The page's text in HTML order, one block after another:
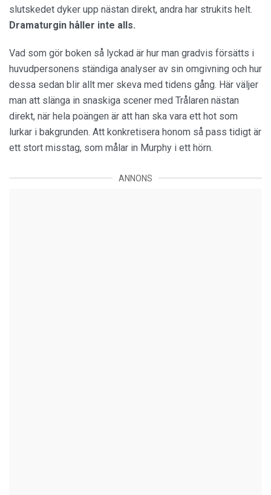
slutskedet dyker upp nästan direkt, andra har strukits helt.
Dramaturgin håller inte alls.
Vad som gör boken så lyckad är hur man gradvis försätts i
huvudpersonens ständiga analyser av sin omgivning och hur
dessa sedan blir allt mer skeva med tidens gång. Här väljer
man att slänga in snaskiga scener med Trålaren nästan
direkt, när hela poängen är att han ska vara ett hot som
lurkar i bakgrunden. Att konkretisera honom så pass tidigt är
ett stort misstag, som målar in Murphy i ett hörn.
ANNONS